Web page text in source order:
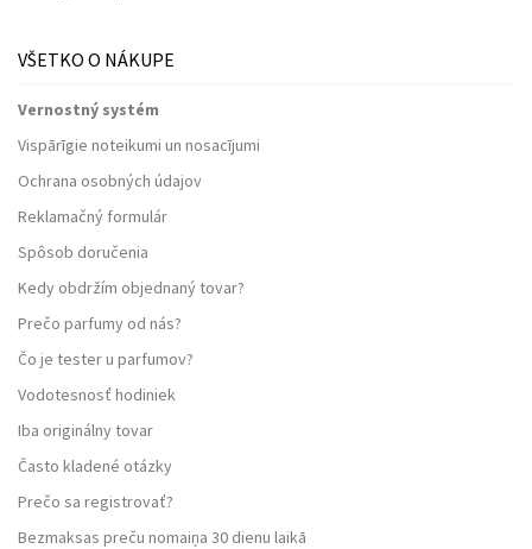
VŠETKO O NÁKUPE
Vernostný systém
Vispārīgie noteikumi un nosacījumi
Ochrana osobných údajov
Reklamačný formulár
Spôsob doručenia
Kedy obdržím objednaný tovar?
Prečo parfumy od nás?
Čo je tester u parfumov?
Vodotesnosť hodiniek
Iba originálny tovar
Často kladené otázky
Prečo sa registrovať?
Bezmaksas preču nomaiņa 30 dienu laikā